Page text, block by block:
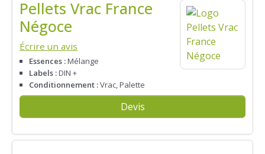
Pellets Vrac France
Négoce
Écrire un avis
Essences :Mélange
Labels :DIN +
Conditionnement :Vrac, Palette
Devis